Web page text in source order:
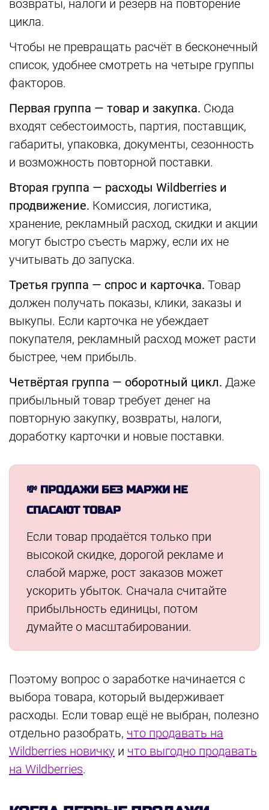
возвраты, налоги и резерв на повторение
цикла.
Чтобы не превращать расчёт в бесконечный
список, удобнее смотреть на четыре группы
факторов.
Первая группа — товар и закупка. Сюда
входят себестоимость, партия, поставщик,
габариты, упаковка, документы, сезонность
и возможность повторной поставки.
Вторая группа — расходы Wildberries и
продвижение. Комиссия, логистика,
хранение, рекламный расход, скидки и акции
могут быстро съесть маржу, если их не
учитывать до запуска.
Третья группа — спрос и карточка. Товар
должен получать показы, клики, заказы и
выкупы. Если карточка не убеждает
покупателя, рекламный расход может расти
быстрее, чем прибыль.
Четвёртая группа — оборотный цикл. Даже
прибыльный товар требует денег на
повторную закупку, возвраты, налоги,
доработку карточки и новые поставки.
💸 ПРОДАЖИ БЕЗ МАРЖИ НЕ
СПАСАЮТ ТОВАР
Если товар продаётся только при
высокой скидке, дорогой рекламе и
слабой марже, рост заказов может
ускорить убыток. Сначала считайте
прибыльность единицы, потом
думайте о масштабировании.
Поэтому вопрос о заработке начинается с
выбора товара, который выдерживает
расходы. Если товар ещё не выбран, полезно
отдельно разобрать, что продавать на
Wildberries новичку и что выгодно продавать
на Wildberries.